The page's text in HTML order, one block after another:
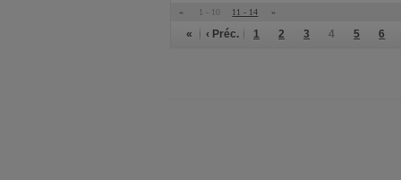
« 1 - 10 11 - 14 »
« ‹ Préc. 1 2 3 4 5 6